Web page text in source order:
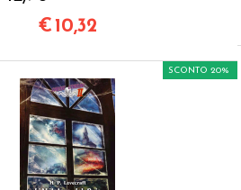
€ 10,32
SCONTO 20%